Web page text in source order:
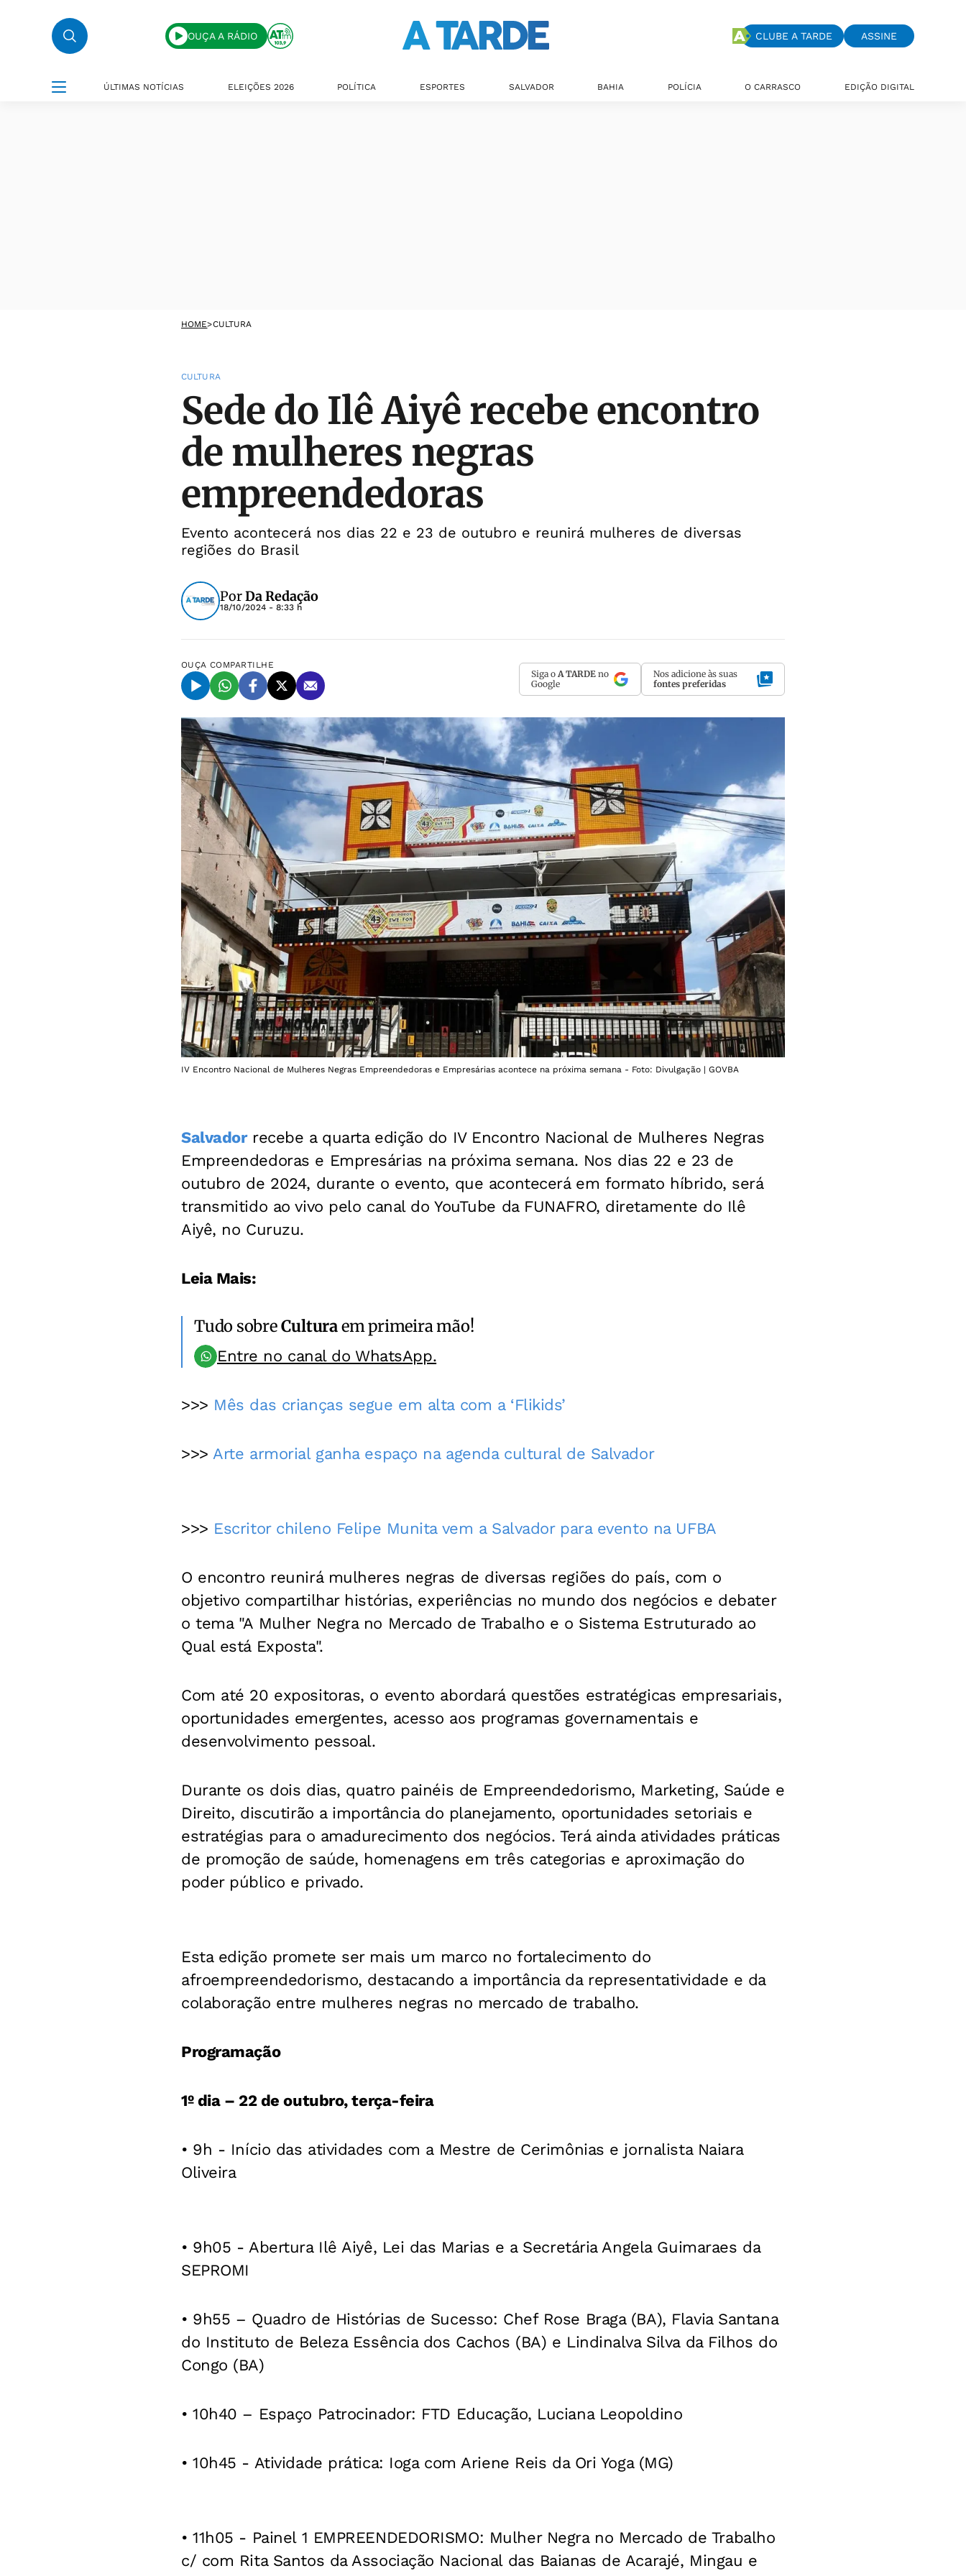
OUÇA A RÁDIO CLUBE A TARDE ASSINE
ÚLTIMAS NOTÍCIAS ELEIÇÕES 2026 POLÍTICA ESPORTES SALVADOR BAHIA POLÍCIA O CARRASCO EDIÇÃO DIGITAL
HOME>CULTURA
CULTURA
Sede do Ilê Aiyê recebe encontro
de mulheres negras
empreendedoras
Evento acontecerá nos dias 22 e 23 de outubro e reunirá mulheres de diversas
regiões do Brasil
PorDa Redação
18/10/2024 - 8:33 h
OUÇA COMPARTILHE
Siga o A TARDE no
Google
Nos adicione às suas
fontes preferidas
IV Encontro Nacional de Mulheres Negras Empreendedoras e Empresárias acontece na próxima semana - Foto: Divulgação | GOVBA
Salvadorrecebe a quarta edição do IV Encontro Nacional de Mulheres Negras
Empreendedoras e Empresárias na próxima semana. Nos dias 22 e 23 de
outubro de 2024, durante o evento, que acontecerá em formato híbrido, será
transmitido ao vivo pelo canal do YouTube da FUNAFRO, diretamente do Ilê
Aiyê, no Curuzu.
Leia Mais:
Tudo sobreCulturaem primeira mão!
Entre no canal do WhatsApp.
>>> Mês das crianças segue em alta com a ‘Flikids’
>>> Arte armorial ganha espaço na agenda cultural de Salvador
>>> Escritor chileno Felipe Munita vem a Salvador para evento na UFBA
O encontro reunirá mulheres negras de diversas regiões do país, com o
objetivo compartilhar histórias, experiências no mundo dos negócios e debater
o tema "A Mulher Negra no Mercado de Trabalho e o Sistema Estruturado ao
Qual está Exposta".
Com até 20 expositoras, o evento abordará questões estratégicas empresariais,
oportunidades emergentes, acesso aos programas governamentais e
desenvolvimento pessoal.
Durante os dois dias, quatro painéis de Empreendedorismo, Marketing, Saúde e
Direito, discutirão a importância do planejamento, oportunidades setoriais e
estratégias para o amadurecimento dos negócios. Terá ainda atividades práticas
de promoção de saúde, homenagens em três categorias e aproximação do
poder público e privado.
Esta edição promete ser mais um marco no fortalecimento do
afroempreendedorismo, destacando a importância da representatividade e da
colaboração entre mulheres negras no mercado de trabalho.
Programação
1º dia – 22 de outubro, terça-feira
• 9h - Início das atividades com a Mestre de Cerimônias e jornalista Naiara
Oliveira
• 9h05 - Abertura Ilê Aiyê, Lei das Marias e a Secretária Angela Guimaraes da
SEPROMI
• 9h55 – Quadro de Histórias de Sucesso: Chef Rose Braga (BA), Flavia Santana
do Instituto de Beleza Essência dos Cachos (BA) e Lindinalva Silva da Filhos do
Congo (BA)
• 10h40 – Espaço Patrocinador: FTD Educação, Luciana Leopoldino
• 10h45 - Atividade prática: Ioga com Ariene Reis da Ori Yoga (MG)
• 11h05 - Painel 1 EMPREENDEDORISMO: Mulher Negra no Mercado de Trabalho
c/ com Rita Santos da Associação Nacional das Baianas de Acarajé, Mingau e